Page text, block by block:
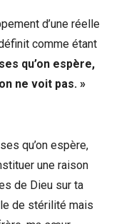
d’une réelle
comme étant
qu’on espère,
ne voit pas. »
qu’on espère,
une raison
de Dieu sur ta
de stérilité mais